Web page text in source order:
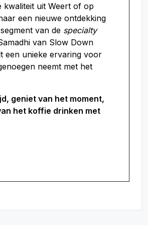
kwaliteit uit Weert of op
een nieuwe ontdekking
van de specialty
van Slow Down
een unieke ervaring voor
neemt met het
geniet van het moment,
het koffie drinken met